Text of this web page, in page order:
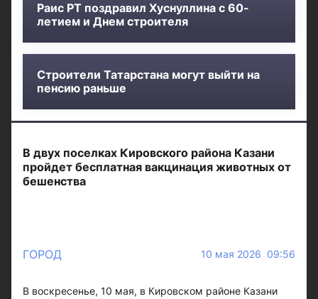
Раис РТ поздравил Хуснуллина с 60-
летием и Днем строителя
Строители Татарстана могут выйти на
пенсию раньше
В двух поселках Кировского района Казани
пройдет бесплатная вакцинация животных от
бешенства
ГОРОД 10 мая 2026 09:56
В воскресенье, 10 мая, в Кировском районе Казани